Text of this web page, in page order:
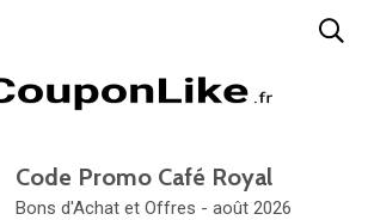
Code Promo Café Royal
Bons d'Achat et Offres - août 2026